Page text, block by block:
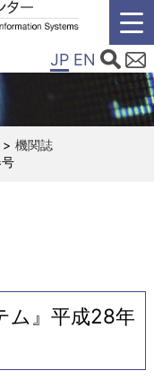
JP EN
機関誌
ム』平成28年